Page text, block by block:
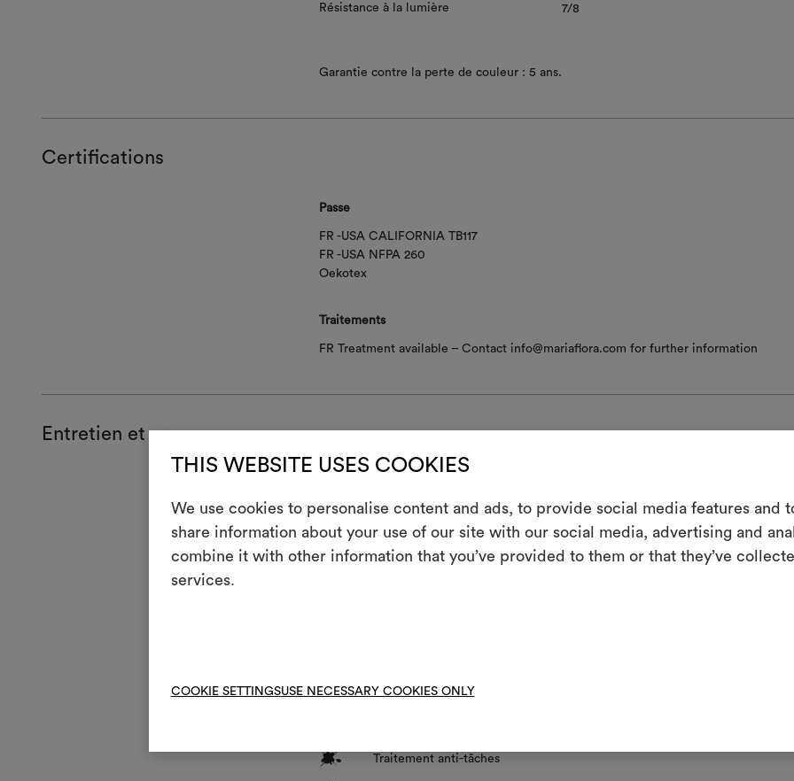
THIS WEBSITE USES COOKIES
We use cookies to personalise content and ads, to provide social media features and
share information about your use of our site with our social media, advertising and
combine it with other information that you’ve provided to them or that they’ve
services.
COOKIE SETTINGSUSE NECESSARY COOKIES ONLY
Résistance à la lumière
7/8
Garantie contre la perte de couleur : 5 ans.
Certifications
Passe
FR -USA CALIFORNIA TB117
FR -USA NFPA 260
Oekotex
Traitements
FR Treatment available – Contact info@mariaflora.com for further information
Entretien et usage
H Repassage tiède
Laver à la machine à moins de 30°C avec traitement délicat : 1/2 charge,
R Ne pas sécher en machine
? Traitement anti-tâches
Un instrument